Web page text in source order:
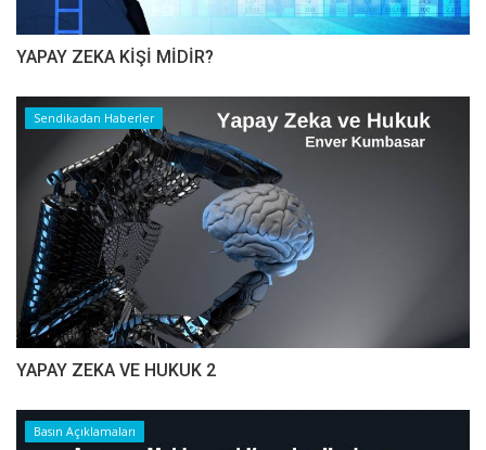
YAPAY ZEKA KİŞİ MİDİR?
Sendikadan Haberler
YAPAY ZEKA VE HUKUK 2
Basın Açıklamaları